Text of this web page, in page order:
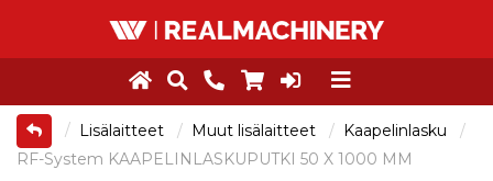
Lisälaitteet Muut lisälaitteet
Kaapelinlasku
RF-System KAAPELINLASKUPUTKI 50 X 1000 MM